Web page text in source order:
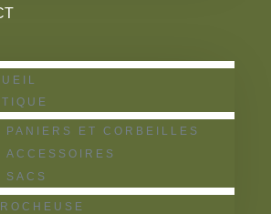
PANIERS ET CORBEILLES
ACCESSOIRES
SACS